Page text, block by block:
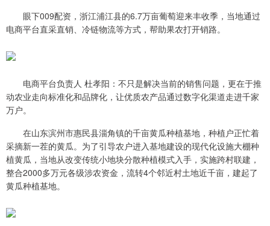
眼下009配资，浙江浦江县的6.7万亩葡萄迎来丰收季，当地通过
电商平台直采直销、冷链物流等方式，帮助果农打开销路。
电商平台负责人 杜孝阳：不只是解决当前的销售问题，更在于推
动农业走向标准化和品牌化，让优质农产品通过数字化渠道走进千家
万户。
在山东滨州市惠民县淄角镇的千亩黄瓜种植基地，种植户正忙着
采摘新一茬的黄瓜。为了引导农户进入基地建设的现代化设施大棚种
植黄瓜，当地从改变传统小地块分散种植模式入手，实施跨村联建，
整合2000多万元各级涉农资金，流转4个邻近村土地近千亩，建起了
黄瓜种植基地。